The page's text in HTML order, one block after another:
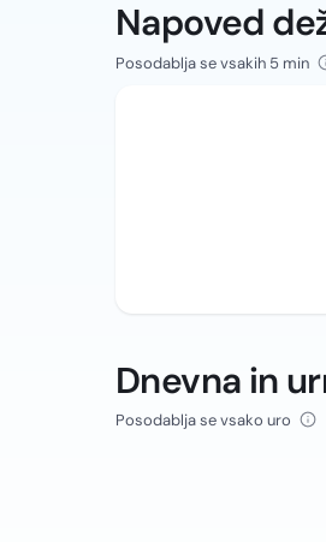
Napoved
Posodablja se vsakih 5 min
Dnevna in
Posodablja se vsako uro